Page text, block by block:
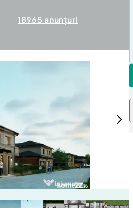
18965 anunțuri